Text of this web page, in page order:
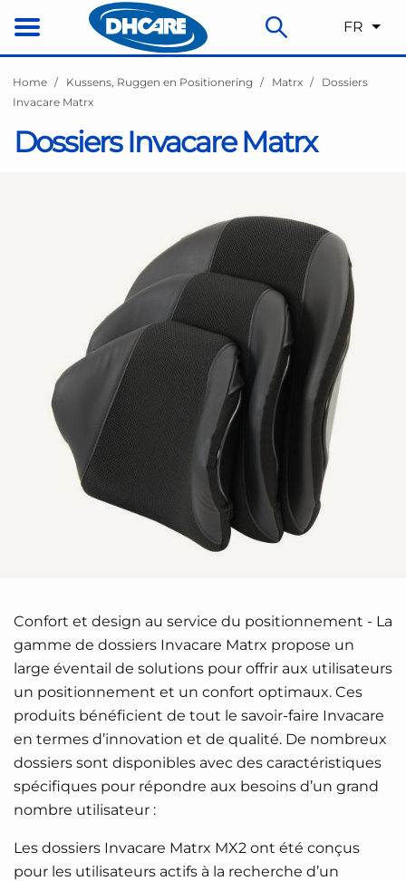
FR
Home Kussens, Ruggen en Positionering Matrx
Dossiers
Invacare Matrx
Dossiers Invacare Matrx
Confort et design au service du positionnement - La
gamme de dossiers Invacare Matrx propose un
large éventail de solutions pour offrir aux utilisateurs
un positionnement et un confort optimaux. Ces
produits bénéficient de tout le savoir-faire Invacare
en termes d’innovation et de qualité. De nombreux
dossiers sont disponibles avec des caractéristiques
spécifiques pour répondre aux besoins d’un grand
nombre utilisateur :
Les dossiers Invacare Matrx MX2 ont été conçus
pour les utilisateurs actifs à la recherche d’un